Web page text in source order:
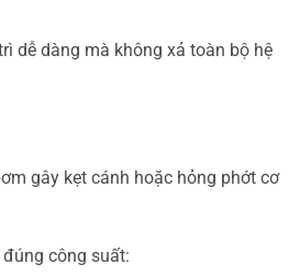
dễ dàng mà không xả toàn bộ hệ
gây kẹt cánh hoặc hỏng phớt cơ
công suất: